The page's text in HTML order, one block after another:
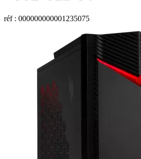
réf : 000000000001235075